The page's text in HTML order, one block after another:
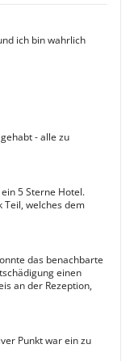
ich bin wahrlich
- alle zu
5 Sterne Hotel.
Teil, welches dem
das benachbarte
einen
an der Rezeption,
Punkt war ein zu